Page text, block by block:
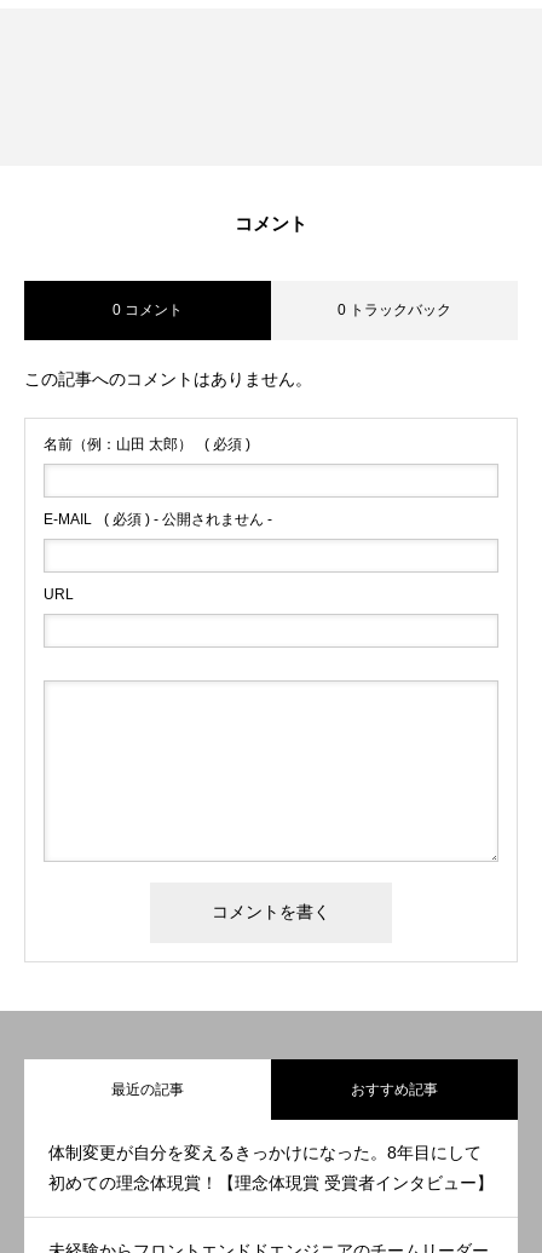
コメント
0 コメント 0 トラックバック
この記事へのコメントはありません。
名前（例：山田 太郎） ( 必須 )
E-MAIL ( 必須 ) - 公開されません -
URL
最近の記事 おすすめ記事
体制変更が自分を変えるきっかけになった。8年目にして
初めての理念体現賞！【理念体現賞 受賞者インタビュー】